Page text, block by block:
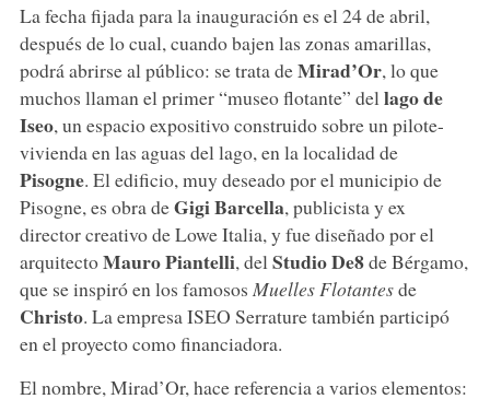
La fecha fijada para la inauguración es el 24 de abril,
después de lo cual, cuando bajen las zonas amarillas,
podrá abrirse al público: se trata deMirad’Or, lo que
muchos llaman el primer “museo flotante” del lago de
Iseo, un espacio expositivo construido sobre un pilote-
vivienda en las aguas del lago, en la localidad de
Pisogne. El edificio, muy deseado por el municipio de
Pisogne, es obra deGigi Barcella, publicista y ex
director creativo de Lowe Italia, y fue diseñado por el
arquitectoMauro Piantelli, del Studio De8de Bérgamo,
que se inspiró en los famosos Muelles Flotantesde
Christo. La empresa ISEO Serrature también participó
en el proyecto como financiadora.
El nombre, Mirad’Or, hace referencia a varios elementos: